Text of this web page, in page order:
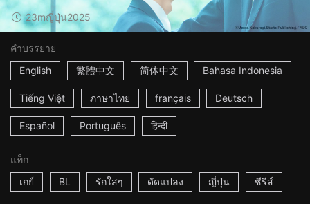
23mญี่ปุ่น2025
คำบรรยาย
English
繁體中文 简体中文 Bahasa Indonesia
Tiếng Việt ภาษาไทย français Deutsch
Español Português हिन्दी
แท็ก
เกย์
BL รักใสๆ ดัดแปลง ญี่ปุ่น ซีรีส์